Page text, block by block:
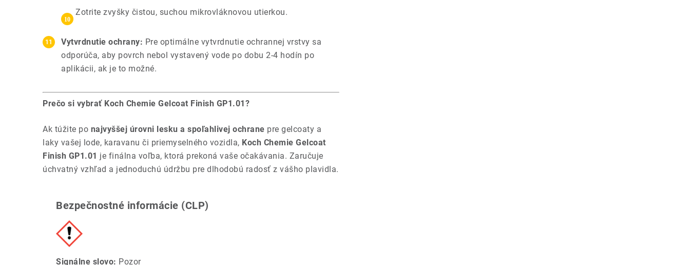
Zotrite zvyšky čistou, suchou mikrovláknovou utierkou.
Vytvrdnutie ochrany: Pre optimálne vytvrdnutie ochrannej vrstvy sa
odporúča, aby povrch nebol vystavený vode po dobu 2-4 hodín po
aplikácii, ak je to možné.
Prečo si vybrať Koch Chemie Gelcoat Finish GP1.01?
Ak túžite po najvyššej úrovni lesku a spoľahlivej ochrane pre gelcoaty a
laky vašej lode, karavanu či priemyselného vozidla, Koch Chemie Gelcoat
Finish GP1.01 je finálna voľba, ktorá prekoná vaše očakávania. Zaručuje
úchvatný vzhľad a jednoduchú údržbu pre dlhodobú radosť z vášho plavidla.
Bezpečnostné informácie (CLP)
Signálne slovo: Pozor